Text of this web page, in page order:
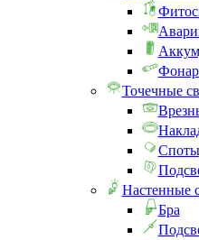
Точечные
Споты
Настенные
Бра